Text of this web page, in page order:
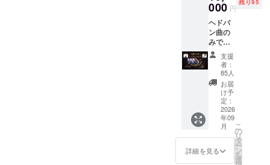
の入場
となり
ます。
※整理番
号付き
チケッ
トを
メール
でお送
りしま
す ※別
途料金
にて撮
影会有
り ※別
途ドリ
場を観
覧でき
ます。
・トー
クイベ
ント
「YUR
Aサマ＆
ヒィロ
のヘド
バン後
の悩み
を軽く
するた
めの超
美容セ
000 円
残り95
ヘドバ
ン曲の
みで構
成され
たライ
ブに優
先的に
入場で
きま
す。※先
着順
「NEC
K
REBOO
T」を当
支援
者：
85人
お届
け予
定：
2026
年09
月
詳細を見る
こ
の
リ
タ
ー
ン
を
選